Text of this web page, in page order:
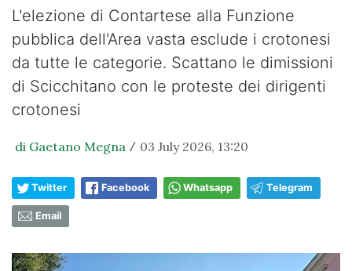
L'elezione di Contartese alla Funzione
pubblica dell'Area vasta esclude i crotonesi
da tutte le categorie. Scattano le dimissioni
di Scicchitano con le proteste dei dirigenti
crotonesi
di Gaetano Megna / 03 July 2026, 13:20
Twitter Facebook Whatsapp Telegram
Email